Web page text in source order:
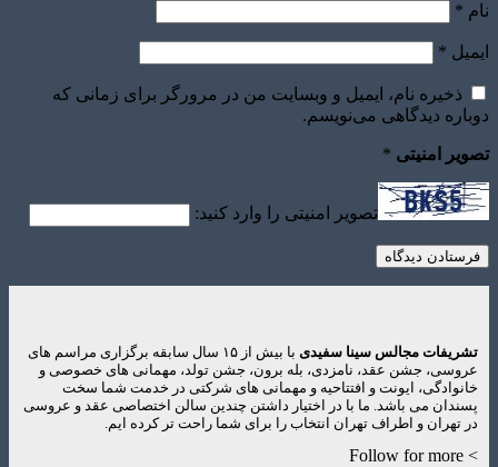
نام *
ایمیل *
ذخیره نام، ایمیل و وبسایت من در مرورگر برای زمانی که
دوباره دیدگاهی می‌نویسم.
تصویر امنیتی *
تصویر امنیتی را وارد کنید:
تشریفات مجالس سینا سفیدی
با بیش از ۱۵ سال سابقه برگزاری مراسم های
عروسی، جشن عقد، نامزدی، بله برون، جشن تولد، مهمانی های خصوصی و
خانوادگی، ایونت و افتتاحیه و مهمانی های شرکتی در خدمت شما سخت
پسندان می باشد. ما با در اختیار داشتن چندین سالن اختصاصی عقد و عروسی
در تهران و اطراف تهران انتخاب را برای شما راحت تر کرده ایم.
> Follow for more